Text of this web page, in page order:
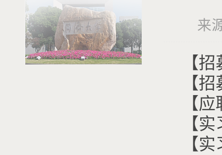
来
【
【
【
【
【